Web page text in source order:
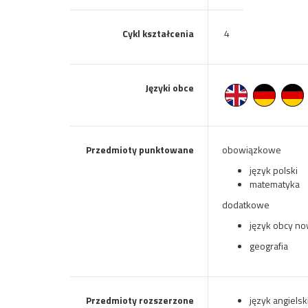
Cykl kształcenia 4
Języki obce
Przedmioty punktowane
obowiązkowe
język polski
matematyka
dodatkowe
język obcy
geografia
Przedmioty rozszerzone
język angielski